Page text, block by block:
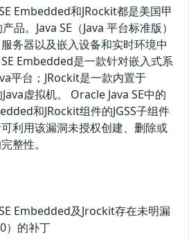
Embedded和JRockit都是美国甲
品。Java SE（Java 平台标准版）
务器以及嵌入设备和实时环境中
SE Embedded是一款针对嵌入式系
平台；JRockit是一款内置于
虚拟机。 Oracle Java SE中的
和JRockit组件的JGSS子组件
利用该漏洞未授权创建、删除或
整性。
Embedded及Jrockit存在未明漏
）的补丁